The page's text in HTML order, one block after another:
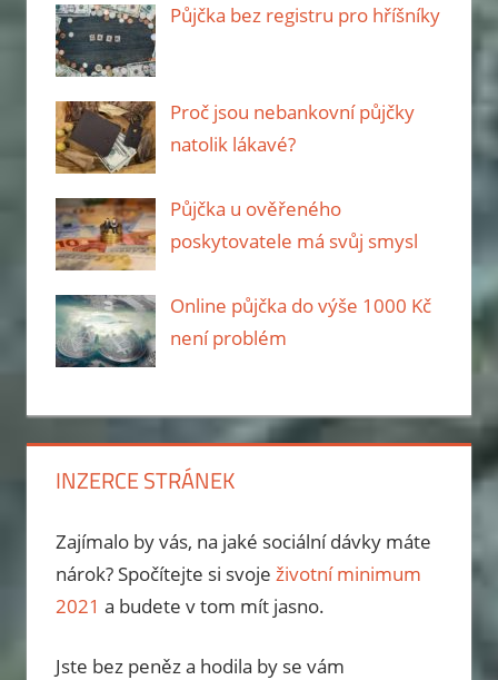
Půjčka bez registru pro hříšníky
Proč jsou nebankovní půjčky
natolik lákavé?
Půjčka u ověřeného
poskytovatele má svůj smysl
Online půjčka do výše 1000 Kč
není problém
INZERCE STRÁNEK
Zajímalo by vás, na jaké sociální dávky máte
nárok? Spočítejte si svoje životní minimum
2021 a budete v tom mít jasno.
Jste bez peněz a hodila by se vám